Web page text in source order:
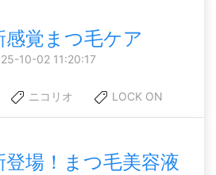
感覚まつ毛ケア
10-02 11:20:17
ニコリオ LOCK ON
登場！まつ毛美容液